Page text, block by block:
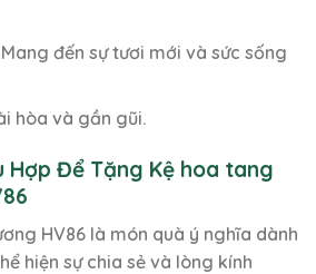
Mang đến sự tươi mới và sức sống
hòa và gần gũi.
Hợp Để Tặng Kệ hoa tang
HV86 là món quà ý nghĩa dành
hiện sự chia sẻ và lòng kính